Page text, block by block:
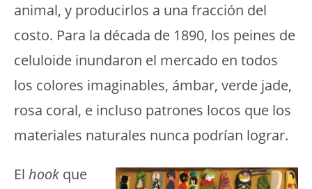
animal, y producirlos a una fracción del
costo. Para la década de 1890, los peines de
celuloide inundaron el mercado en todos
los colores imaginables, ámbar, verde jade,
rosa coral, e incluso patrones locos que los
materiales naturales nunca podrían lograr.
El hook que